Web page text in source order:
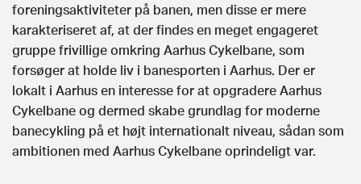
foreningsaktiviteter på banen, men disse er mere
karakteriseret af, at der findes en meget engageret
gruppe frivillige omkring Aarhus Cykelbane, som
forsøger at holde liv i banesporten i Aarhus. Der er
lokalt i Aarhus en interesse for at opgradere Aarhus
Cykelbane og dermed skabe grundlag for moderne
banecykling på et højt internationalt niveau, sådan som
ambitionen med Aarhus Cykelbane oprindeligt var.